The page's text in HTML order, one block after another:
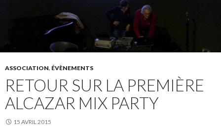
ASSOCIATION, ÉVÈNEMENTS
RETOUR SUR LA PREMIÈRE
ALCAZAR MIX PARTY
15 AVRIL 2015